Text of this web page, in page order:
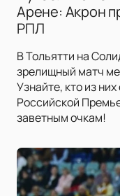
Арене: Акрон
РПЛ
В Тольятти на
зрелищный матч
Узнайте, кто из
Российской
заветным очкам!